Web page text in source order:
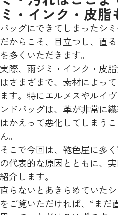
ミ・インク・皮脂
バッグにできてしまったシ
だからこそ、目立つし、直
を多くいただきます。
実際、雨ジミ・インク・皮
はさまざまで、素材によっ
ます。特にエルメスやルイ
ンドバッグは、革が非常に
はかえって悪化してしまう
ん。
そこで今回は、鞄色屋に多
の代表的な原因とともに、
紹介します。
直らないとあきらめていた
をご覧いただければ、“まだ